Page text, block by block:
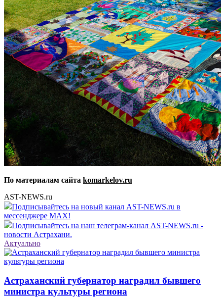
По материалам сайта komarkelov.ru
AST-NEWS.ru
Подписывайтесь на новый канал AST-NEWS.ru в
мессенджере MAX!
Подписывайтесь на наш телеграм-канал AST-NEWS.ru -
новости Астрахани.
Актуально
Астраханский губернатор наградил бывшего
министра культуры региона